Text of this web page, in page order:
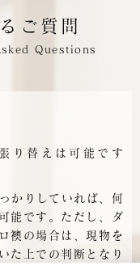
ご質問
Questions
り替えは可能です
かりしていれば、何
能です。ただし、ダ
襖の場合は、現物を
た上での判断となり